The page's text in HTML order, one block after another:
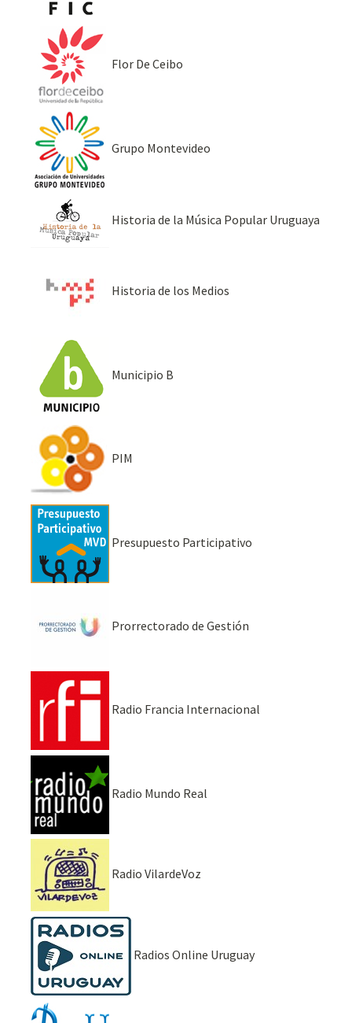
Flor De Ceibo
Grupo Montevideo
Historia de la Música Popular Uruguaya
Historia de los Medios
Municipio B
PIM
Presupuesto Participativo
Prorrectorado de Gestión
Radio Francia Internacional
Radio Mundo Real
Radio VilardeVoz
Radios Online Uruguay